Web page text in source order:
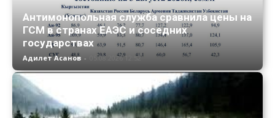
Антимонопольная служба сравнила цены на
ГСМ в странах ЕАЭС и соседних
государствах
Адилет Асанов - 05.08.2026 12:52